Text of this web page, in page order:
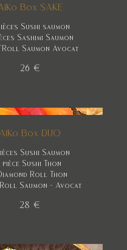
Box SAKE
Sushi saumon
Sashimi Saumon
26 €
AïKo Box DUO
Sushi Saumon
pièce Sushi Thon
Roll Thon
Saumon - Avocat
28 €